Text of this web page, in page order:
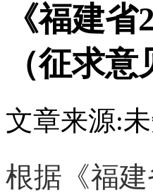
《福建
（征求
文章来源:
根据《福